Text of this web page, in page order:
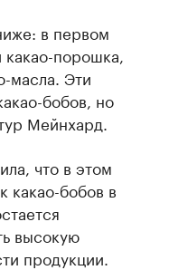
в первом
порошка,
масла. Эти
бобов, но
Мейнхард.
что в этом
какао-бобов в
высокую
продукции.